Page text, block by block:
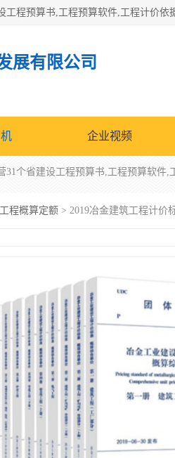
展有限公司
企业视频
程概算定额 > 2019冶金建筑工程计价